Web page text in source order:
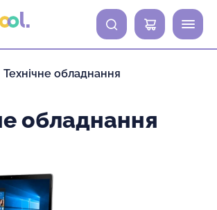
0
Технічне обладнання
обладнання